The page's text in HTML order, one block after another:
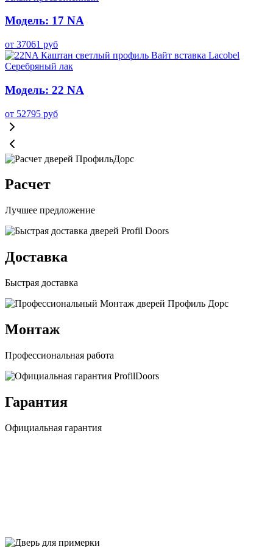
Модель: 17 NA
от 37061 руб
Модель: 22 NA
от 52795 руб
Расчет
Лучшее предложение
Доставка
Быстрая доставка
Монтаж
Профессиональная работа
Гарантия
Официальная гарантия